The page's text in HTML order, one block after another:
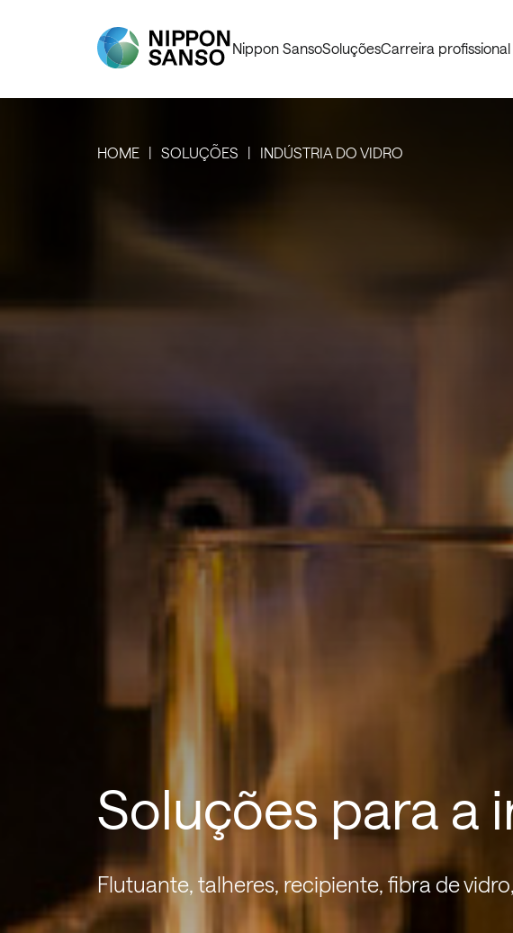
Nippon SansoSoluçõesCarreira profissional
HOME SOLUÇÕES INDÚSTRIA DO VIDRO
Soluções para a
Flutuante, talheres, recipiente, fibra de